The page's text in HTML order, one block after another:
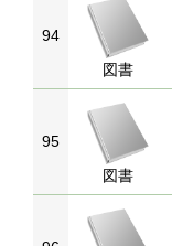
94
図書
95
図書